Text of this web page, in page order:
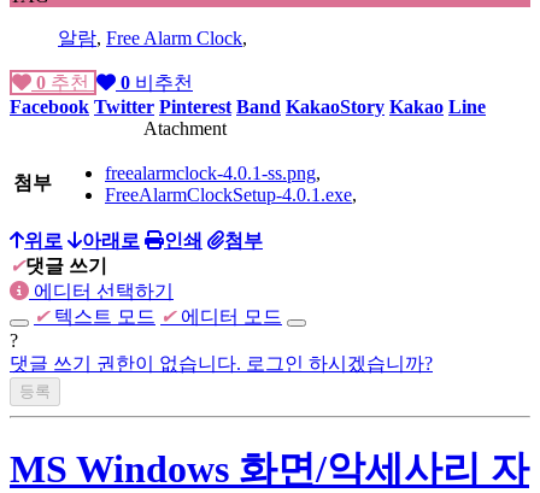
알람, Free Alarm Clock,
0 추천 0 비추천
Facebook Twitter Pinterest Band KakaoStory Kakao Line
Atachment
첨부 freealarmclock-4.0.1-ss.png,
FreeAlarmClockSetup-4.0.1.exe,
위로 아래로 인쇄
첨부
✔댓글 쓰기
에디터 선택하기
✔ 텍스트 모드 ✔ 에디터 모드
?
댓글 쓰기 권한이 없습니다. 로그인 하시겠습니까?
MS Windows 화면/악세사리 자